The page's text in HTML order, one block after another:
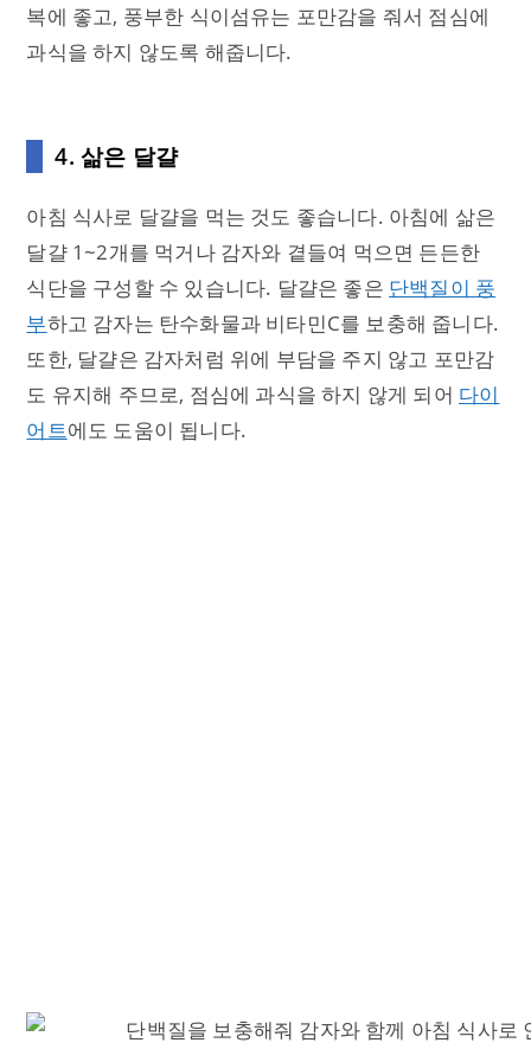
복에 좋고, 풍부한 식이섬유는 포만감을 줘서 점심에
과식을 하지 않도록 해줍니다.
4. 삶은 달걀
아침 식사로 달걀을 먹는 것도 좋습니다. 아침에 삶은
달걀 1~2개를 먹거나 감자와 곁들여 먹으면 든든한
식단을 구성할 수 있습니다. 달걀은 좋은 단백질이 풍
부하고 감자는 탄수화물과 비타민C를 보충해 줍니다.
또한, 달걀은 감자처럼 위에 부담을 주지 않고 포만감
도 유지해 주므로, 점심에 과식을 하지 않게 되어 다이
어트에도 도움이 됩니다.